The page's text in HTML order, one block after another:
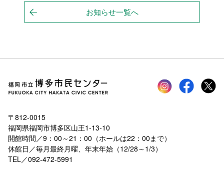
お知らせ一覧へ
Instagramfacebook
〒812-0015
福岡県福岡市博多区山王1-13-10
開館時間／9：00～21：00（ホールは22：00まで）
休館日／毎月最終月曜、年末年始（12/28～1/3）
TEL／092-472-5991